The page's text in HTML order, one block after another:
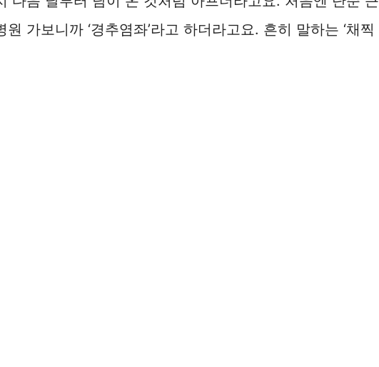
가보니까 ‘경추염좌’라고 하더라고요. 흔히 말하는 ‘채찍